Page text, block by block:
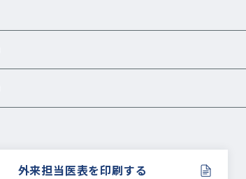
外来担当医表を印刷する